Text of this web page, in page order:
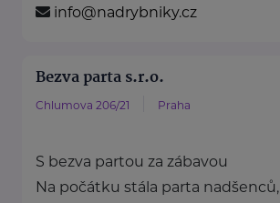
info@nadrybniky.cz
Bezva parta s.r.o.
Chlumova 206/21 Praha
S bezva partou za zábavou
Na počátku stála parta nadšenců,